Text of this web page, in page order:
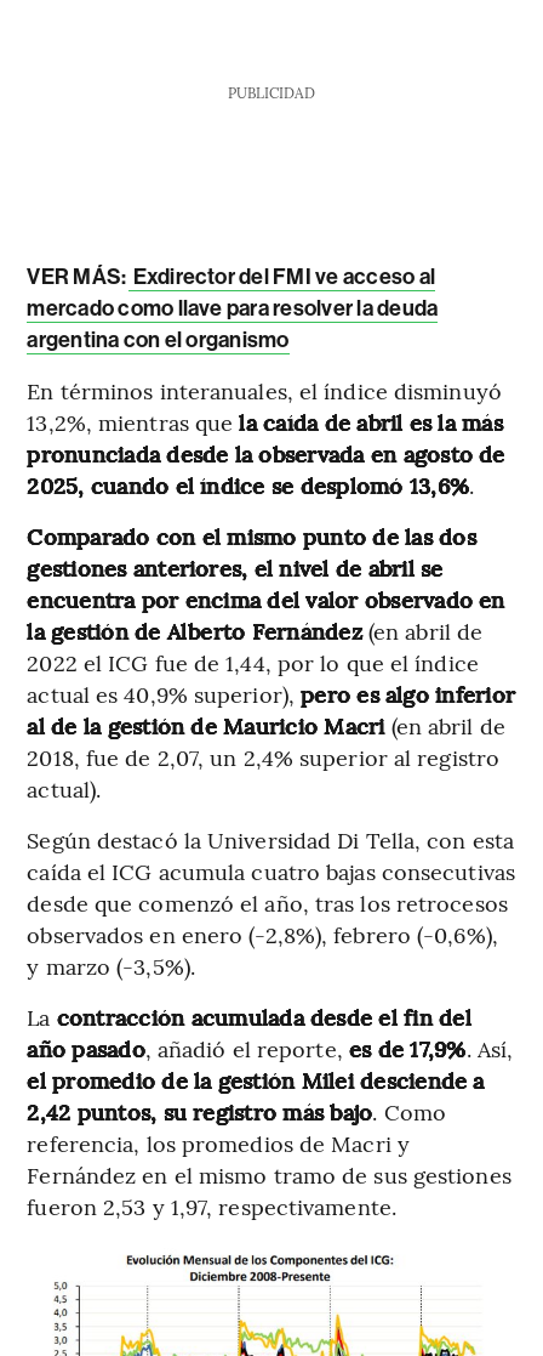
PUBLICIDAD
VER MÁS: Exdirector del FMI ve acceso al
mercado como llave para resolver la deuda
argentina con el organismo
En términos interanuales, el índice disminuyó
13,2%, mientras quela caída de abril es la más
pronunciada desde la observada en agosto de
2025, cuando el índice se desplomó 13,6%.
Comparado con el mismo punto de las dos
gestiones anteriores, el nivel de abril se
encuentra por encima del valor observado en
la gestión de Alberto Fernández(en abril de
2022 el ICG fue de 1,44, por lo que el índice
actual es 40,9% superior),pero es algo inferior
al de la gestión de Mauricio Macri(en abril de
2018, fue de 2,07, un 2,4% superior al registro
actual).
Según destacó la Universidad Di Tella, con esta
caída el ICG acumula cuatro bajas consecutivas
desde que comenzó el año, tras los retrocesos
observados en enero (-2,8%), febrero (-0,6%),
y marzo (-3,5%).
La contracción acumulada desde el fin del
año pasado, añadió el reporte, es de 17,9%. Así,
el promedio de la gestión Milei desciende a
2,42 puntos, su registro más bajo. Como
referencia, los promedios de Macri y
Fernández en el mismo tramo de sus gestiones
fueron 2,53 y 1,97, respectivamente.